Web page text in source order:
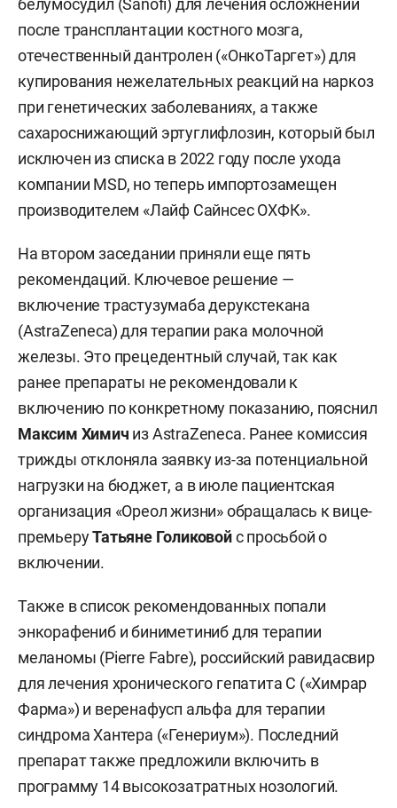
после трансплантации костного мозга,
отечественный дантролен («ОнкоТаргет») для
купирования нежелательных реакций на наркоз
при генетических заболеваниях, а также
сахароснижающий эртуглифлозин, который был
исключен из списка в 2022 году после ухода
компании MSD, но теперь импортозамещен
производителем «Лайф Сайнсес ОХФК».
На втором заседании приняли еще пять
рекомендаций. Ключевое решение —
включение трастузумаба дерукстекана
(AstraZeneca) для терапии рака молочной
железы. Это прецедентный случай, так как
ранее препараты не рекомендовали к
включению по конкретному показанию, пояснил
Максим Химич из AstraZeneca. Ранее комиссия
трижды отклоняла заявку из-за потенциальной
нагрузки на бюджет, а в июле пациентская
организация «Ореол жизни» обращалась к вице-
премьеруТатьяне Голиковойс просьбой о
включении.
Также в список рекомендованных попали
энкорафениб и биниметиниб для терапии
меланомы (Pierre Fabre), российский равидасвир
для лечения хронического гепатита С («Химрар
Фарма») и веренафусп альфа для терапии
синдрома Хантера («Генериум»). Последний
препарат также предложили включить в
программу 14 высокозатратных нозологий.